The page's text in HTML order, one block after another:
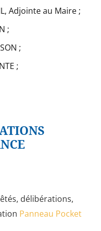
Adjointe au Maire ;
;
;
;
délibérations,
Panneau Pocket